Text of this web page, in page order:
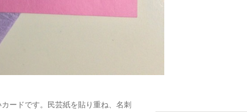
ードです。民芸紙を貼り重ね、名刺